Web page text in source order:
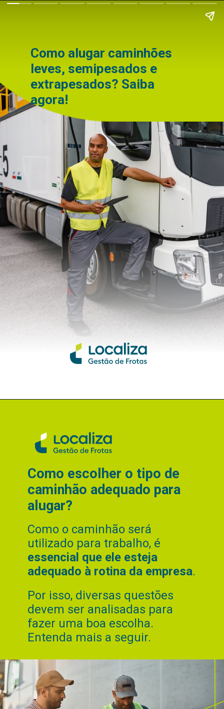
Como alugar caminhões
leves, semipesados e
extrapesados? Saiba
agora!
Como o caminhão será
utilizado para trabalho, é
essencial que ele esteja
adequado à rotina da empresa.
Como escolher o tipo de
caminhão adequado para
alugar?
Por isso, diversas questões
devem ser analisadas para
fazer uma boa escolha.
Entenda mais a seguir.